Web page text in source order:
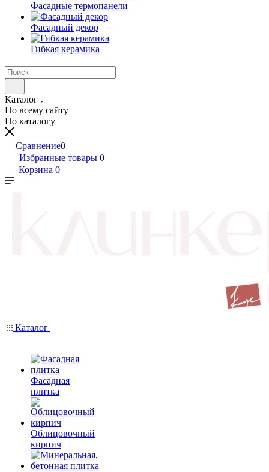
Фасадные термопанели
Фасадный декор
Гибкая керамика
Каталог
По всему сайту
По каталогу
Сравнение0
Избранные товары 0
Корзина 0
Каталог
Фасадная
плитка
Облицовочный
кирпич